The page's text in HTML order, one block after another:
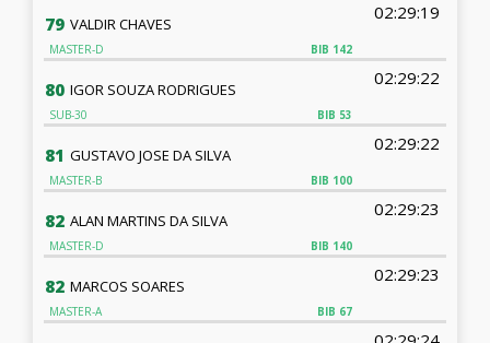
79
BIB 142
VALDIR CHAVES
02:29:19
MASTER-D
80
BIB 53
IGOR SOUZA RODRIGUES
02:29:22
SUB-30
81
BIB 100
GUSTAVO JOSE DA SILVA
02:29:22
MASTER-B
82
BIB 140
ALAN MARTINS DA SILVA
02:29:23
MASTER-D
82
BIB 67
MARCOS SOARES
02:29:23
MASTER-A